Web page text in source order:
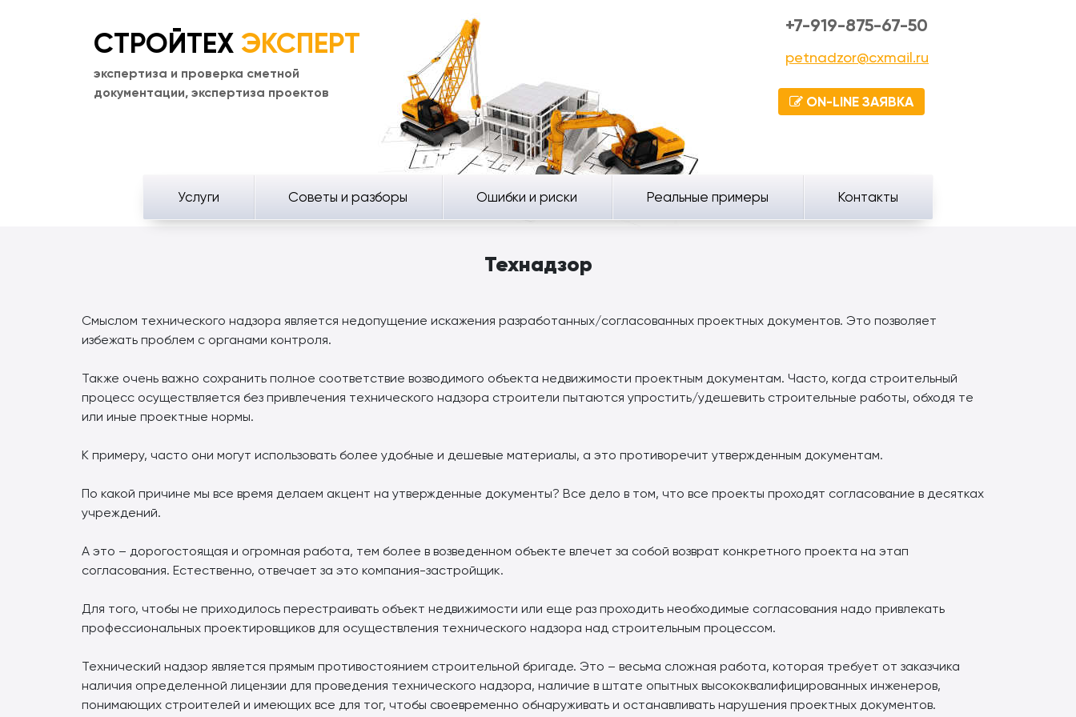
СТРОЙТЕХ ЭКСПЕРТ
экспертиза и проверка сметной
документации, экспертиза проектов
+7-919-875-67-50
petnadzor@cxmail.ru
ON-LINE ЗАЯВКА
Услуги Советы и разборы Ошибки и риски Реальные примеры Контакты
Технадзор
Смыслом технического надзора является недопущение искажения разработанных/согласованных проектных документов. Это позволяет
избежать проблем с органами контроля.
Также очень важно сохранить полное соответствие возводимого объекта недвижимости проектным документам. Часто, когда строительный
процесс осуществляется без привлечения технического надзора строители пытаются упростить/удешевить строительные работы, обходя те
или иные проектные нормы.
К примеру, часто они могут использовать более удобные и дешевые материалы, а это противоречит утвержденным документам.
По какой причине мы все время делаем акцент на утвержденные документы? Все дело в том, что все проекты проходят согласование в десятках
учреждений.
А это – дорогостоящая и огромная работа, тем более в возведенном объекте влечет за собой возврат конкретного проекта на этап
согласования. Естественно, отвечает за это компания-застройщик.
Для того, чтобы не приходилось перестраивать объект недвижимости или еще раз проходить необходимые согласования надо привлекать
профессиональных проектировщиков для осуществления технического надзора над строительным процессом.
Технический надзор является прямым противостоянием строительной бригаде. Это – весьма сложная работа, которая требует от заказчика
наличия определенной лицензии для проведения технического надзора, наличие в штате опытных высококвалифицированных инженеров,
понимающих строителей и имеющих все для тог, чтобы своевременно обнаруживать и останавливать нарушения проектных документов.